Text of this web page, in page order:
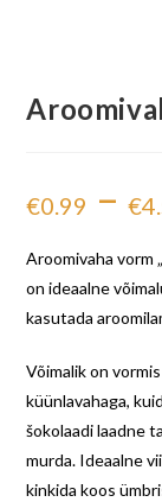
€0.99 – €
Aroomivaha vorm
on ideaalne
kasutada
Võimalik on
küünlavahaga,
šokolaadi laadne
murda. Ideaalne
kinkida koos